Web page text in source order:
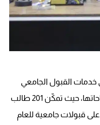
القبول الجامعي
عن إنجاز جديد يضاف إلى سجل نجاحاتها، حيث تمكّن 201 طالب
قبولات جامعية للعام